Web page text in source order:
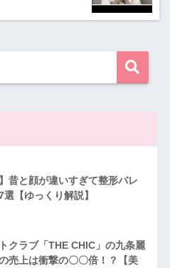
昔と顔が違いすぎて整形バレ
【ゆっくり解説】
クラブ「THE CHIC」の九条麗
売上は衝撃の〇〇倍！？【美